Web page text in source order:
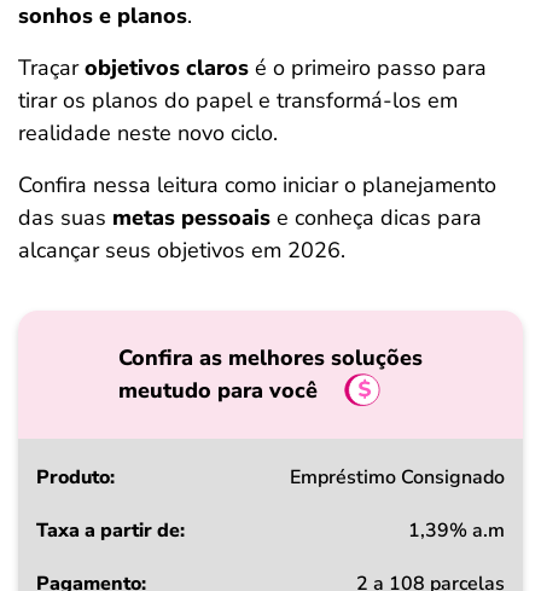
sonhos e planos.
Traçarobjetivos claros é o primeiro passo para
tirar os planos do papel e transformá-los em
realidade neste novo ciclo.
Confira nessa leitura como iniciar o planejamento
das suas metas pessoais e conheça dicas para
alcançar seus objetivos em 2026.
Confira as melhores soluções
meutudo para você
Produto
Empréstimo Consignado
1,39% a.m
2 a 108 parcelas